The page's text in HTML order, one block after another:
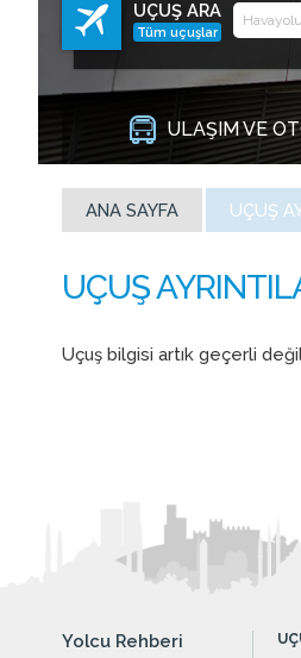
UÇUŞ ARA
Tüm uçuşlar
ULAŞIM VE
ANA SAYFA UÇUŞ
Uçuş bilgisi artık geçerli
Yolcu Rehberi